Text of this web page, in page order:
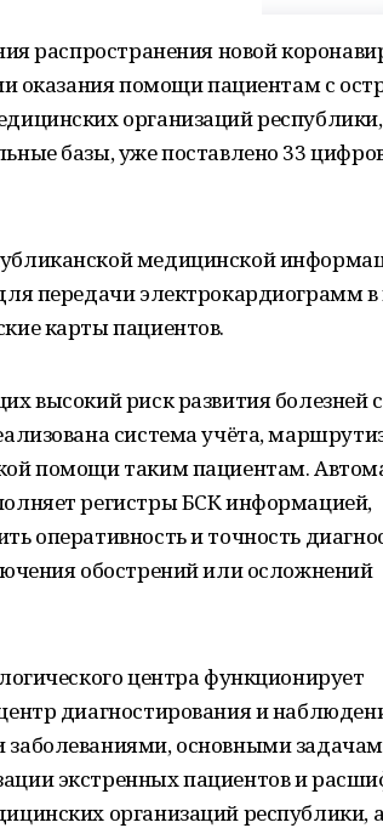
распространения новой
оказания помощи пациентам с
организаций республики,
базы, уже поставлено 33
медицинской
передачи электрокардиограмм
карты пациентов.
высокий риск развития болезней
система учёта,
помощи таким пациентам.
регистры БСК информацией,
оперативность и точность
обострений или осложнений
центра функционирует
диагностирования и
основными
экстренных пациентов и
организаций республики,